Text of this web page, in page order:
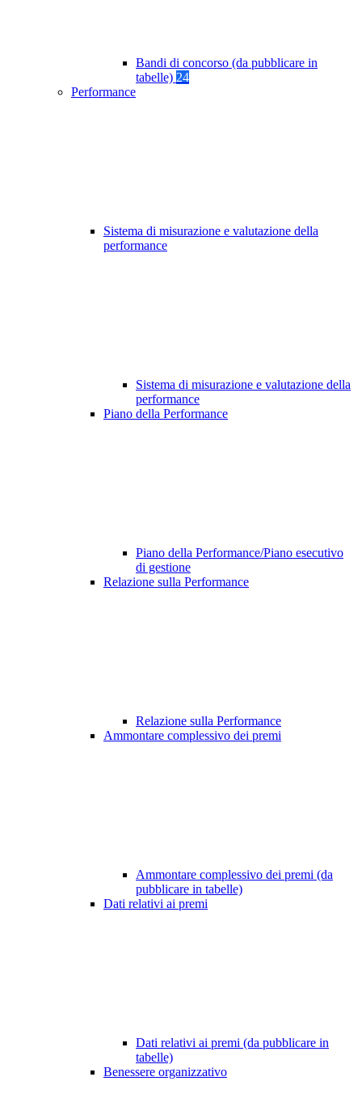
Bandi di concorso (da pubblicare in
tabelle) 24
Performance
Sistema di misurazione e valutazione della
performance
Sistema di misurazione e valutazione della
performance
Piano della Performance
Piano della Performance/Piano esecutivo
di gestione
Relazione sulla Performance
Relazione sulla Performance
Ammontare complessivo dei premi
Ammontare complessivo dei premi (da
pubblicare in tabelle)
Dati relativi ai premi
Dati relativi ai premi (da pubblicare in
tabelle)
Benessere organizzativo